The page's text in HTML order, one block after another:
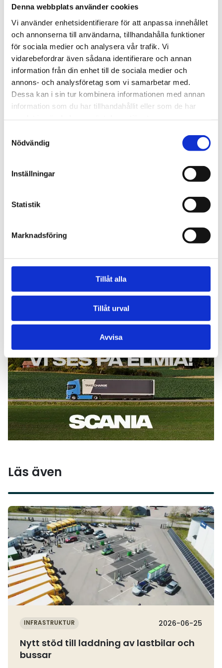
Denna webbplats använder cookies
Vi använder enhetsidentifierare för att anpassa innehållet
och annonserna till användarna, tillhandahålla funktioner
för sociala medier och analysera vår trafik. Vi
vidarebefordrar även sådana identifierare och annan
information från din enhet till de sociala medier och
annons- och analysföretag som vi samarbetar med.
Dessa kan i sin tur kombinera informationen med annan
information som du har tillhandahållit eller som de har
Nödvändig
Inställningar
Statistik
Marknadsföring
Tillåt alla
Tillåt urval
Avvisa
Add Secure
Läs även
INFRASTRUKTUR 2026-06-25
Nytt stöd till laddning av lastbilar och
bussar
Läs mer